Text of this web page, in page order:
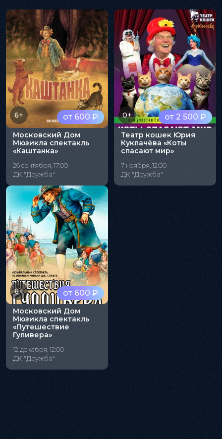
от 600 ₽
6+
Московский Дом
Мюзикла спектакль
«Каштанка»
26 сентября, 17:00
ДК "Дружба"
от 2 500 ₽
0+
Театр кошек Юрия
Куклачёва «Коты
спасают мир»
7 ноября, 12:00
ДК "Дружба"
от 600 ₽
6+
Московский Дом
Мюзикла спектакль
«Путешествие
Гуливера»
12 декабря, 12:00
ДК "Дружба"